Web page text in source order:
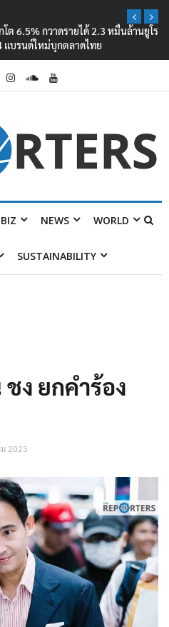
ต 6.5% กวาดรายได้ 2.3 หมื่นล้านยูโร
แบรนด์ใหม่บุกตลาดไทย
BIZ NEWS WORLD
SUSTAINABILITY
ง ยกคำร้อง
2023